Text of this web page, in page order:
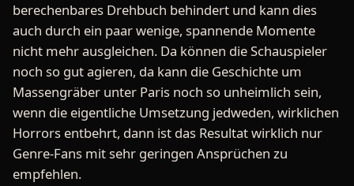
berechenbares Drehbuch behindert und kann dies
auch durch ein paar wenige, spannende Momente
nicht mehr ausgleichen. Da können die Schauspieler
noch so gut agieren, da kann die Geschichte um
Massengräber unter Paris noch so unheimlich sein,
wenn die eigentliche Umsetzung jedweden, wirklichen
Horrors entbehrt, dann ist das Resultat wirklich nur
Genre-Fans mit sehr geringen Ansprüchen zu
empfehlen.